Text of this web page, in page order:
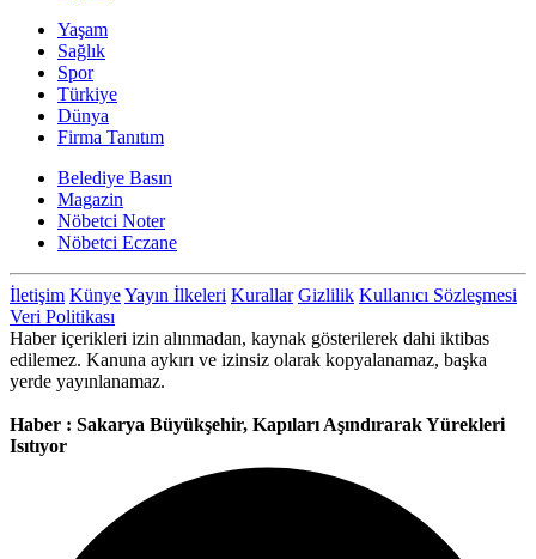
Yaşam
Sağlık
Spor
Türkiye
Dünya
Firma Tanıtım
Belediye Basın
Magazin
Nöbetci Noter
Nöbetci Eczane
İletişim KünyeYayın İlkeleri Kurallar Gizlilik Kullanıcı Sözleşmesi
Veri Politikası
Haber içerikleri izin alınmadan, kaynak gösterilerek dahi iktibas
edilemez. Kanuna aykırı ve izinsiz olarak kopyalanamaz, başka
yerde yayınlanamaz.
Haber : Sakarya Büyükşehir, Kapıları Aşındırarak Yürekleri
Isıtıyor